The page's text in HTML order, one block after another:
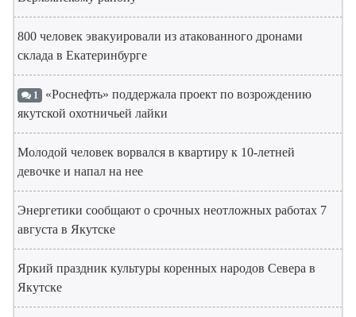
800 человек эвакуировали из атакованного дронами
склада в Екатеринбурге
1 «Роснефть» поддержала проект по возрождению
якутской охотничьей лайки
Молодой человек ворвался в квартиру к 10-летней
девочке и напал на нее
Энергетики сообщают о срочных неотложных работах 7
августа в Якутске
Яркий праздник культуры коренных народов Севера в
Якутске